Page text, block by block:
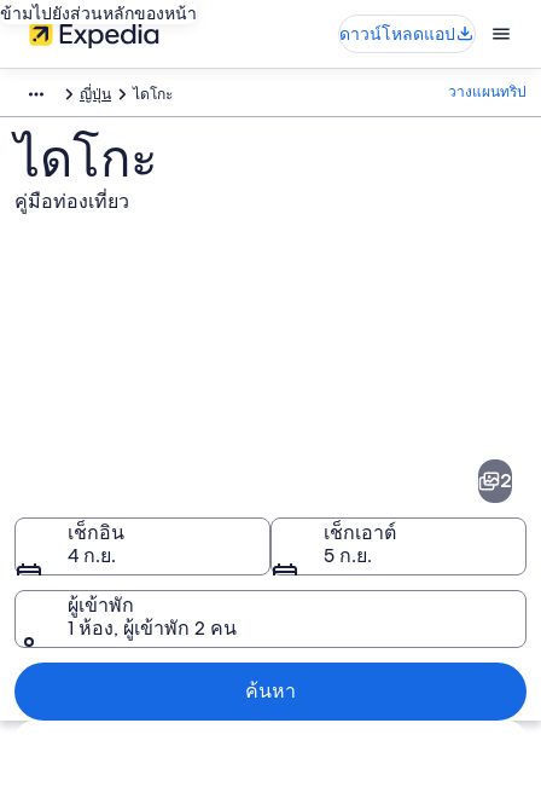
ข้ามไปยังส่วนหลักของหน้า
ดาวน์โหลดแอป
ญี่ปุ่น ไดโกะ วางแผนทริป
ไดโกะ
คู่มือท่องเที่ยว
2
เช็กอิน
4 ก.ย.
เช็กเอาต์
5 ก.ย.
ผู้เข้าพัก
1 ห้อง, ผู้เข้าพัก 2 คน
ค้นหา
สำรวจแผนที่